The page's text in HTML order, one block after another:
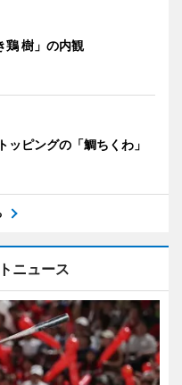
鶏 樹」の内観
ッピングの「鯛ちくわ」
ニュース